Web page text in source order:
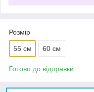
Розмір
55 см 60 см
Готово до відправки